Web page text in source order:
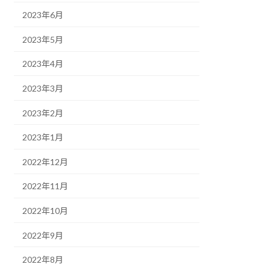
2023年6月
2023年5月
2023年4月
2023年3月
2023年2月
2023年1月
2022年12月
2022年11月
2022年10月
2022年9月
2022年8月